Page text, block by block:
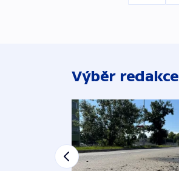
Výběr redakce